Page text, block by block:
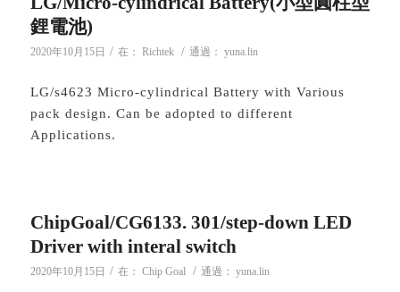
鋰電池)
2020年10月15日 / 在： Richtek / 通過： yuna.lin
LG/s4623 Micro-cylindrical Battery with Various
pack design. Can be adopted to different
Applications.
ChipGoal/CG6133. 301/step-down LED
Driver with interal switch
2020年10月15日 / 在： Chip Goal / 通過： yuna.lin